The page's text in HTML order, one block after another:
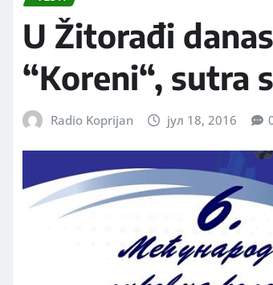
U Žitorađi
“Koreni“, sutra
Radio Koprijan јул 18, 2016